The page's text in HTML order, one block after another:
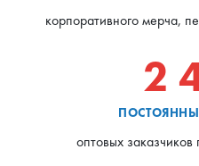
корпоративного мерча,
2
оптовых